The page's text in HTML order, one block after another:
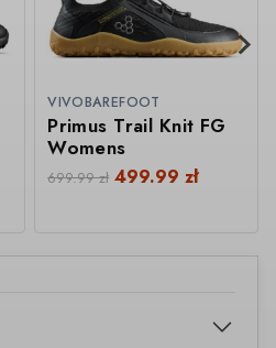
VIVOBAREFOOT
Primus Trail Knit FG
Womens
699.99zł 499.99zł